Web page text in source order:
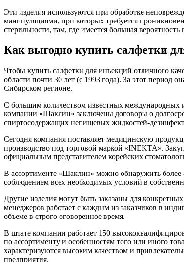
Эти изделия используются при обработке
манипуляциями, при которых требуется
стерильности, там, где имеется большая
Как выгодно купить салфетки
Чтобы купить салфетки для инъекций отличного
области почти 30 лет (с 1993 года). За этот период
Сибирском регионе.
С большим количеством известных
компании «Шаклин» заключены договоры о
спиртосодержащих непищевых жидкостей-
Сегодня компания поставляет медицинскую
производство под торговой маркой «INEKTA».
официальным представителем корейских
В ассортименте «Шаклин» можно обнаружить более
соблюдением всех необходимых условий в
Другие изделия могут быть заказаны для
менеджеров работает с каждым из заказчиков в
объеме в строго оговоренное время.
В штате компании работает 150
по ассортименту и особенностям того или иного
характеризуются высоким качеством и
предприятия.